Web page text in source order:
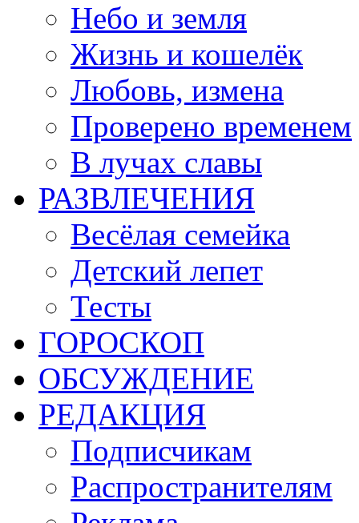
Небо и земля
Жизнь и кошелёк
Любовь, измена
Проверено временем
В лучах славы
РАЗВЛЕЧЕНИЯ
Весёлая семейка
Детский лепет
Тесты
ГОРОСКОП
ОБСУЖДЕНИЕ
РЕДАКЦИЯ
Подписчикам
Распространителям